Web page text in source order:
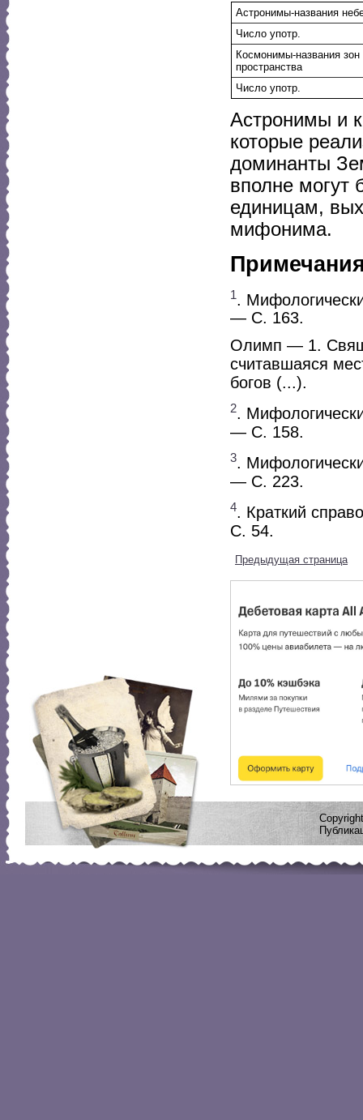
Астронимы-названия
Число употр.
Космонимы-названия зон
пространства
Число употр.
Астронимы и
которые
доминанты
вполне могут
единицам,
мифонима.
1
.
— С. 163.
Олимп — 1.
считавшаяся
богов (...).
2.
— С. 158.
3.
— С. 223.
4. Краткий
С. 54.
Предыдущая страница